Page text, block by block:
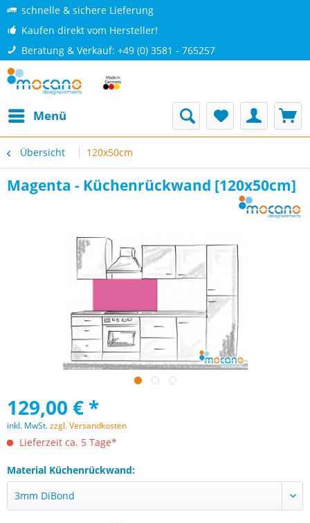
schnelle & sichere Lieferung
Kaufen direkt vom Hersteller!
Beratung & Verkauf: +49 (0) 3581 - 765257
Menü
Übersicht 120x50cm
Magenta - Küchenrückwand [120x50cm]
129,00 € *
inkl. MwSt.zzgl. Versandkosten
Lieferzeit ca. 5 Tage*
Material Küchenrückwand: